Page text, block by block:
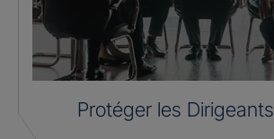
Protéger les Dirigeants